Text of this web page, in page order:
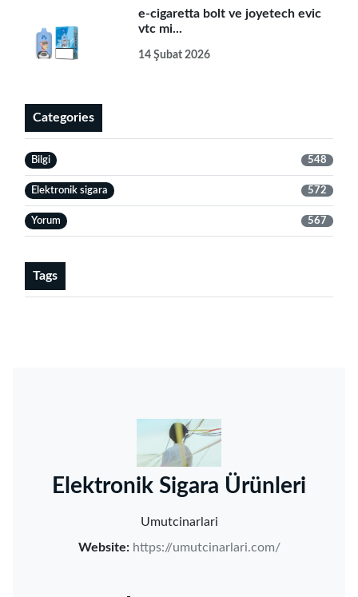
e-cigaretta bolt ve joyetech evic
vtc mi...
14 Şubat 2026
Categories
Bilgi 548
Elektronik sigara 572
Yorum 567
Tags
‌Elektronik Sigara Ürünleri‌
Umutcinarlari
Website: https://umutcinarlari.com/